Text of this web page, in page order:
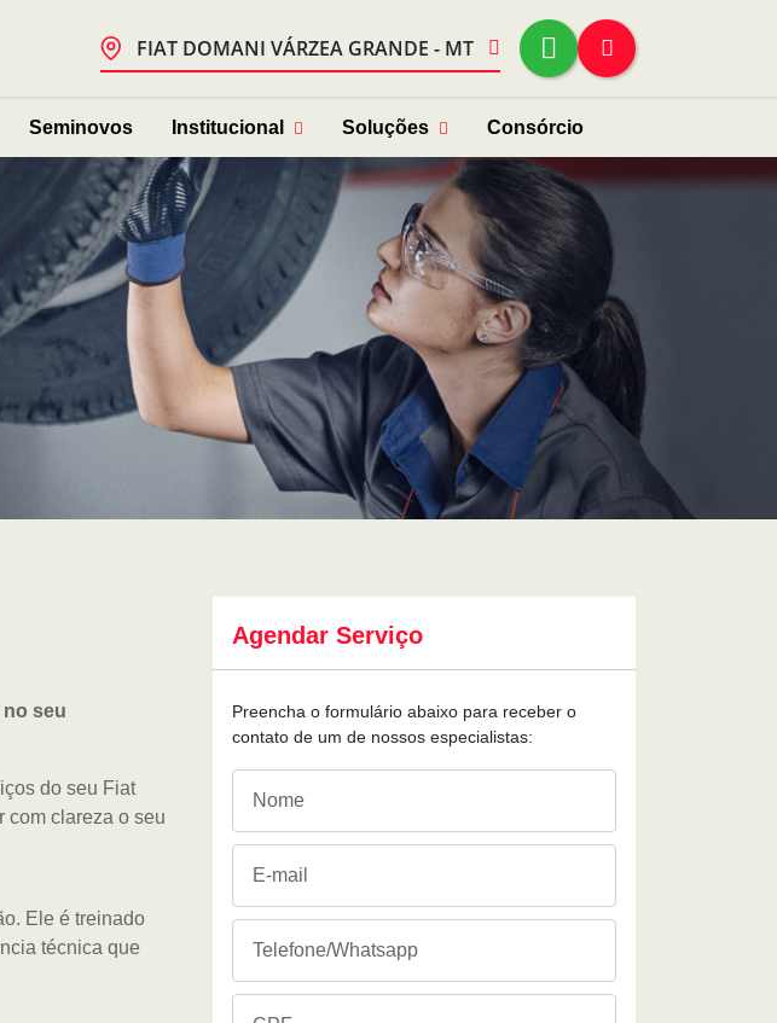
FIAT DOMANI VÁRZEA GRANDE - MT
Seminovos Institucional Soluções Consórcio
seu
do seu Fiat
com clareza o seu
Ele é treinado
técnica que
Agendar Serviço
Preencha o formulário abaixo para receber o
contato de um de nossos especialistas: